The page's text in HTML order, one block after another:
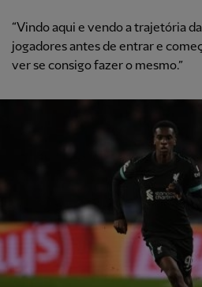
“Vindo aqui e vendo a trajetória
jogadores antes de entrar e
ver se consigo fazer o mesmo.”